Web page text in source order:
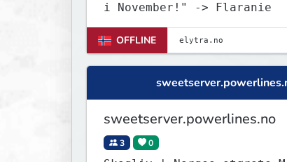
i November!" -> Flaranie
OFFLINE
sweetserver.powerlines.no
3 0